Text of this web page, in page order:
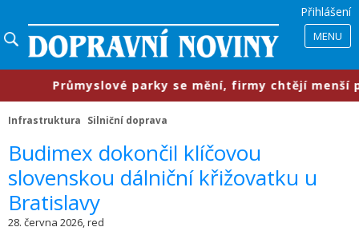
Přihlášení
MENU
​Průmyslové parky se mění, firmy chtějí menší
Infrastruktura Silniční doprava
​Budimex dokončil klíčovou
slovenskou dálniční křižovatku u
Bratislavy
28. června 2026, red